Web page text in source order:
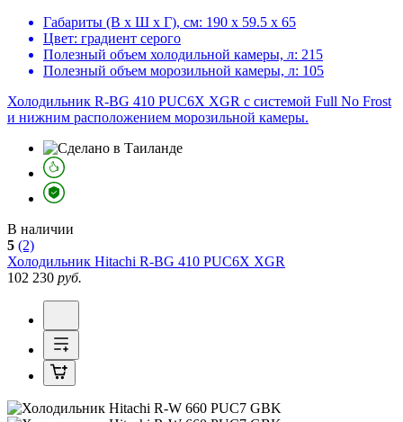
Габариты (В х Ш х Г), см: 190 х 59.5 х 65
Цвет: градиент серого
Полезный объем холодильной камеры, л: 215
Полезный объем морозильной камеры, л: 105
Холодильник R-BG 410 PUC6X XGR с системой Full No Frost
и нижним расположением морозильной камеры.
В наличии
5 (2)
Холодильник Hitachi R-BG 410 PUC6X XGR
102 230 руб.